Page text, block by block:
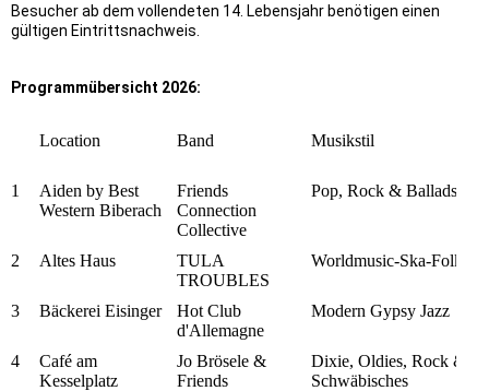
Besucher ab dem vollendeten 14. Lebensjahr benötigen einen
gültigen Eintrittsnachweis.
Programmübersicht 2026:
Location Band Musikstil
1
Aiden by Best
Western Biberach
Friends
Connection
Collective
Pop, Rock & Ballads
2 Altes Haus
TULA
TROUBLES
Worldmusic-Ska-Folk
3 Bäckerei Eisinger
Hot Club
d'Allemagne
Modern Gypsy Jazz
4
Café am
Kesselplatz
Jo Brösele &
Friends
Dixie, Oldies, Rock &
Schwäbisches